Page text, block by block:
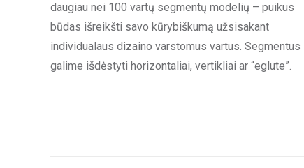
daugiau nei 100 vartų segmentų modelių – puikus
būdas išreikšti savo kūrybiškumą užsisakant
individualaus dizaino varstomus vartus. Segmentus
galime išdėstyti horizontaliai, vertikliai ar “eglute”.